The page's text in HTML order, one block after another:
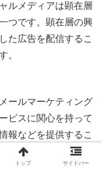
ルメディアは顕在層
つです。顕在層の興
た広告を配信するこ
。
ールマーケティング
ビスに関心を持って
報などを提供するこ
。パーソナライズさ
で、顕在層との関係
トップ サイドバー